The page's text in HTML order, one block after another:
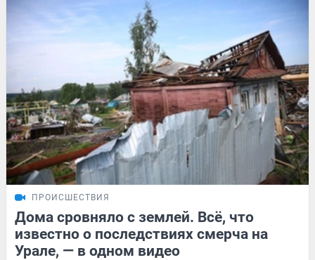
ПРОИСШЕСТВИЯ
Дома сровняло с землей. Всё, что
известно о последствиях смерча на
Урале, — в одном видео